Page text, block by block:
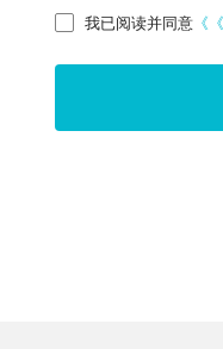
我已阅读并同意 《